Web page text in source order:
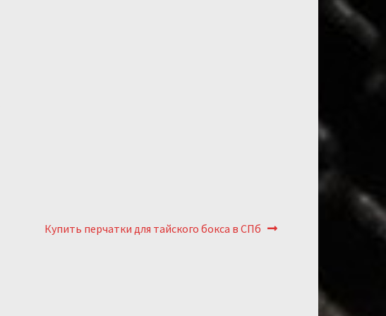
Следующий:
Купить перчатки для тайского бокса в СПб